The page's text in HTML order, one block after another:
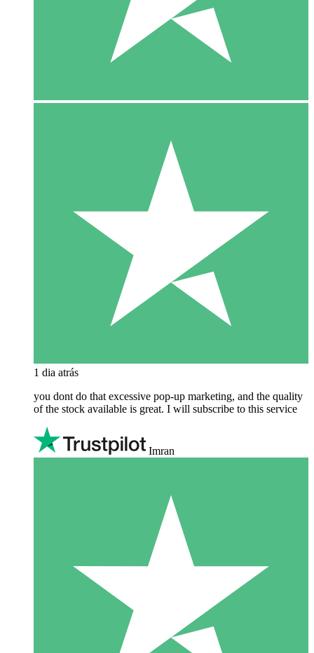
1 dia atrás
you dont do that excessive pop-up marketing, and the quality
of the stock available is great. I will subscribe to this service
Imran